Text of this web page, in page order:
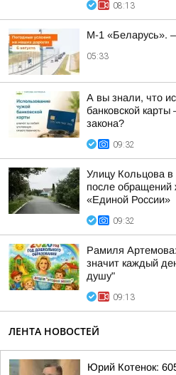
08:13
М-1 «Беларусь».
05:33
А вы знали, что
банковской
закона?
09:32
Улицу Кольцова
после
«Единой России»
09:32
Рамиля
значит каждый
душу"
09:13
ЛЕНТА НОВОСТЕЙ
Юрий Котенок: